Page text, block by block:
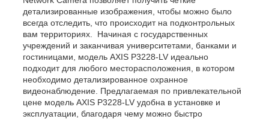
детализированные изображения, чтобы можно было
всегда отследить, что происходит на подконтрольных
вам территориях. Начиная с государственных
учреждений и заканчивая университетами, банками и
гостиницами, модель AXIS P3228-LV идеально
подходит для любого месторасположения, в котором
необходимо детализированное охранное
видеонаблюдение. Предлагаемая по привлекательной
цене модель AXIS P3228-LV удобна в установке и
эксплуатации, благодаря чему можно быстро